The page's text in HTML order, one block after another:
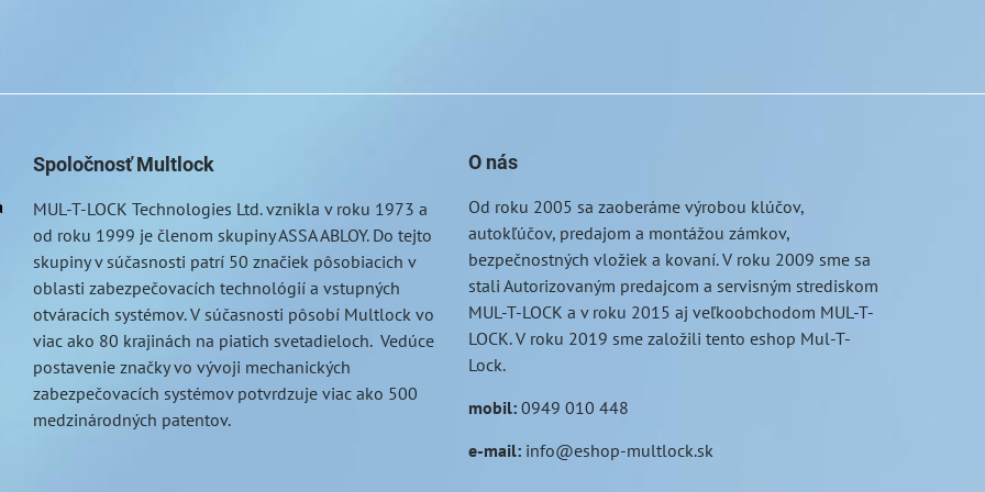
Spoločnosť Multlock
MUL-T-LOCK Technologies Ltd. vznikla v roku 1973 a
od roku 1999 je členom skupiny ASSA ABLOY. Do tejto
skupiny v súčasnosti patrí 50 značiek pôsobiacich v
oblasti zabezpečovacích technológií a vstupných
otváracích systémov. V súčasnosti pôsobí Multlock vo
viac ako 80 krajinách na piatich svetadieloch. Vedúce
postavenie značky vo vývoji mechanických
zabezpečovacích systémov potvrdzuje viac ako 500
medzinárodných patentov.
O nás
Od roku 2005 sa zaoberáme výrobou klúčov,
autokľúčov, predajom a montážou zámkov,
bezpečnostných vložiek a kovaní. V roku 2009 sme sa
stali Autorizovaným predajcom a servisným strediskom
MUL-T-LOCK a v roku 2015 aj veľkoobchodom MUL-T-
LOCK. V roku 2019 sme založili tento eshop Mul-T-
Lock.
mobil: 0949 010 448
e-mail: info@eshop-multlock.sk